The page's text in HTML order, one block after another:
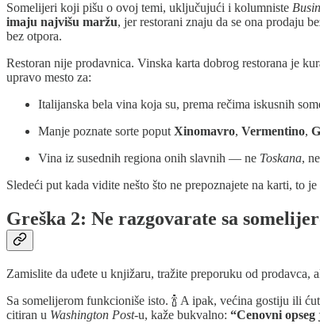
Somelijeri koji pišu o ovoj temi, uključujući i kolumniste
imaju najvišu maržu, jer restorani znaju da se ona prodaju
bez otpora.
Restoran nije prodavnica. Vinska karta dobrog restorana je
upravo mesto za:
Italijanska bela vina koja su, prema rečima iskusnih
Manje poznate sorte poput Xinomavro, Vermentino,
Vina iz susednih regiona onih slavnih — ne Toskana,
Sledeći put kada vidite nešto što ne prepoznajete na karti, to
Greška 2: Ne razgovarate sa
Zamislite da uđete u knjižaru, tražite preporuku od prodavca,
Sa somelijerom funkcioniše isto. 🍾 A ipak, većina gostiju ili
citiran u Washington Post-u, kaže bukvalno: “Cenovni